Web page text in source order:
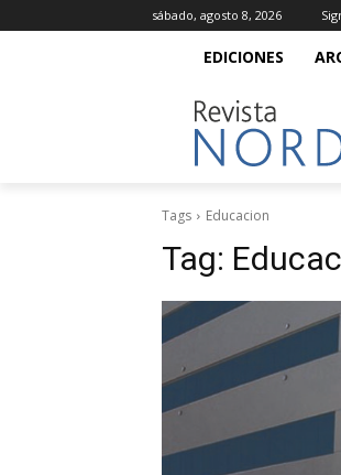
sábado, agosto 8, 2026
EDICIONES
Tags Educacion
Tag: